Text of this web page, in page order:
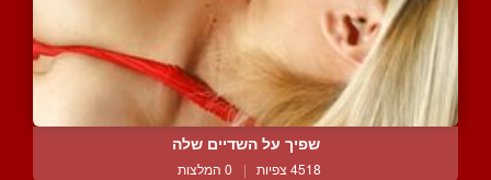
שפיך על השדיים שלה
4518 צפיות | 0 המלצות